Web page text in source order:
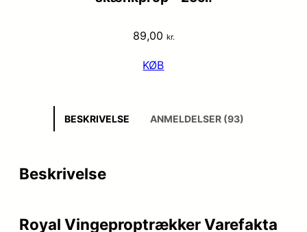
89,00 kr.
KØB
BESKRIVELSE ANMELDELSER (93)
Beskrivelse
Royal Vingeproptrækker Varefakta